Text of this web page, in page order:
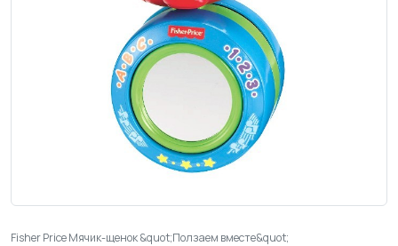
Fisher Price Мячик-щенок &quot;Ползаем вместе&quot;